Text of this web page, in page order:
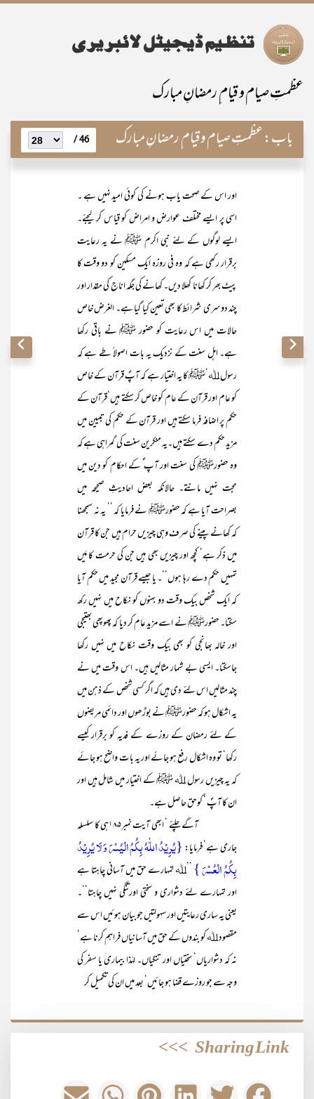
عظمتِ صیام و قیام ِ رمضانِ مبارک
باب:عظمتِ صیام و قیام ِ رمضانِ مبارک 46 /
اور اس کے صحت یاب ہونے کی کوئی امید نہیں ہے ۔
اسی پر ایسے مختلف عوارض و امراض کو قیاس کر لیجئے۔
ایسے لوگوں کے لئے نبی اکرم ﷺ نے یہ رعایت
برقرار رکھی ہے کہ وہ فی روزہ ایک مسکین کو دو وقت کا
پیٹ بھر کر کھانا کھلا دیں۔ کھانے کی جگہ اناج کی مقدار اور
چند دوسری شرائط کا بھی تعین کیا گیا ہے۔ الغرض خاص
حالات میں اس رعایت کو حضور ﷺ نے باقی رکھا
ہے۔ اہل سنت کے نزدیک یہ بات اصولاً طے ہے کہ
رسول ﷲ‘ﷺ کا یہ اختیار ہے کہ آپؐ قرآن کے خاص
کو عام اور قرآن کے عام کو خاص کر سکتے ہیں‘قرآن کے
حکم پر اضافہ فرما سکتے ہیں اور قرآن کے حکم کی تبیین میں
مزید حکم دے سکتے ہیں۔یہ منکرین سنت کی گمراہی ہے کہ
وہ حضورﷺ کی سنت اور آپ ؐ کے احکام کو دین میں
حجت نہیں مانتے۔ حالانکہ بعض احادیثِ صحیحہ میں
بصراحت آیا ہے کہ حضورﷺ نے فرمایا کہ ’’ یہ نہ سمجھنا
کہ کھانے پینے کی صرف وہی چیزیں حرام ہیں جن کا قرآن
میں ذکر ہے‘ کچھ اور چیزیں بھی ہیں جن کی حرمت کا مَیں
تمہیں حکم دے رہا ہوں‘‘۔ یا جیسے قرآن مجید میں حکم آیا
کہ ایک شخص بیک وقت دو بہنوں کو نکاح میں نہیں رکھ
سکتا۔ حضورﷺ نے اسے مزید عام کر دیا کہ پھوپھی بھتیجی
اور خالہ بھانجی کو بھی بیک وقت نکاح میں نہیں رکھا
جاسکتا۔ ایسی بے شمار مثالیں ہیں۔ اس وقت میں نے
چند مثالیں اس لئے دی ہیں کہ اگر کسی شخص کے ذہن میں
یہ اشکال ہو کہ حضورﷺ نے بوڑھوں اور دائمی مریضوں
کے لئے رمضان کے روزے کے فدیہ کو برقرار کیسے
رکھا‘ تو وہ اشکال رفع ہو جائے اور یہ بات واضح ہو جائے
کہ یہ چیزیں رسول ﷲ ﷺ کے اختیار میں شامل ہیں اور
ان کا آپؐ ‘ کوحق حاصل ہے۔
آگے چلئے ‘ ابھی آیت نمبر۱۸۵ہی کا سلسلہ
جاری ہے‘ فرمایا:{یُرِیۡدُ اللّٰہُ بِکُمُ الۡیُسۡرَ وَ لَا یُرِیۡدُ
بِکُمُ الۡعُسۡرَ } ’’ﷲ تمہارے حق میں آسانی چاہتا ہے
اور تمہارے لئے دشواری و سختی اورتنگی نہیں چاہتا‘‘۔
یعنی یہ ساری رعایتیں اور سہولتیں جو بیان ہوئیں اس سے
مقصود ﷲ کو بندوں کے حق میں آسانیاں فراہم کرنا ہے‘
نہ کہ دشواریاں‘ سختیاں اور تنگیاں۔ لہٰذا بیماری یا سفر کی
وجہ سے جو روزے قضا ہو جائیں‘ بعد میں ان کی تکمیل کر
Sharing Link
>>>